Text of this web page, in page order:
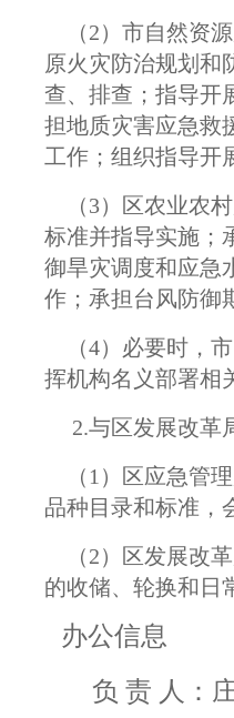
（2）市自然资源
原火灾防治规划和
查、排查；指导开
担地质灾害应急救
工作；组织指导开
（3）区农业农村
标准并指导实施；
御旱灾调度和应急
作；承担台风防御
（4）必要时，市
挥机构名义部署相
2.与区发展改革
（1）区应急管理
品种目录和标准，
（2）区发展改革
的收储、轮换和日
办公信息
负 责 人：